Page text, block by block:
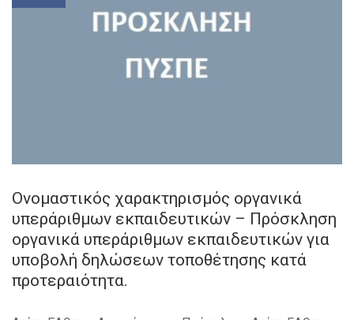
Ονομαστικός χαρακτηρισμός οργανικά
υπεράριθμων εκπαιδευτικών – Πρόσκληση
οργανικά υπεράριθμων εκπαιδευτικών για
υποβολή δηλώσεων τοποθέτησης κατά
προτεραιότητα.